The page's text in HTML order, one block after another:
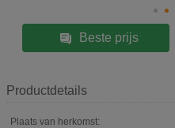
Beste prijs
Productdetails
Plaats van herkomst: